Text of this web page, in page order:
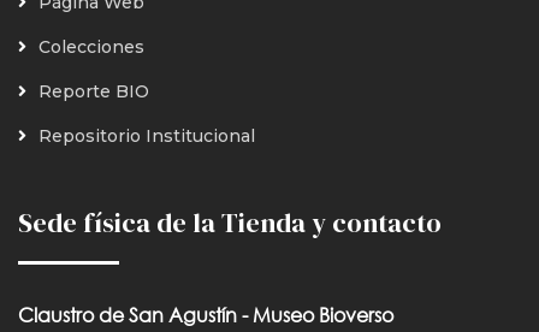
Colecciones
Reporte BIO
Repositorio Institucional
Sede física de la Tienda y contacto
Claustro de San Agustín - Museo Bioverso